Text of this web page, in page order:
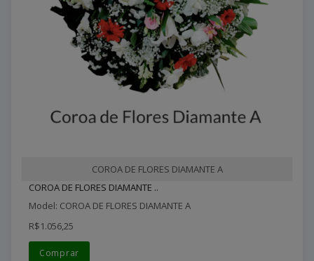
COROA DE FLORES DIAMANTE A
COROA DE FLORES DIAMANTE ..
Model: COROA DE FLORES DIAMANTE A
R$1.056,25
Comprar